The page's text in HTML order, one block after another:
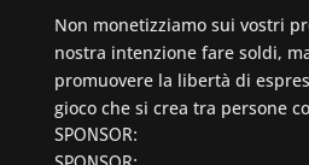
Non monetizziamo sui vostri
nostra intenzione fare soldi,
promuovere la libertà di
gioco che si crea tra persone
SPONSOR: